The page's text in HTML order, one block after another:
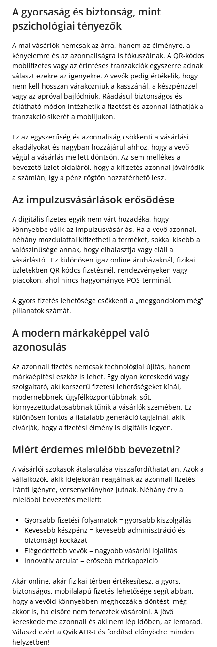
A gyorsaság és biztonság, mint
pszichológiai tényezők
A mai vásárlók nemcsak az árra, hanem az élményre, a
kényelemre és az azonnaliságra is fókuszálnak. A QR-kódos
mobilfizetés vagy az érintéses tranzakciók egyszerre adnak
választ ezekre az igényekre. A vevők pedig értékelik, hogy
nem kell hosszan várakozniuk a kasszánál, a készpénzzel
vagy az apróval bajlódniuk. Ráadásul biztonságos és
átlátható módon intézhetik a fizetést és azonnal láthatják a
tranzakció sikerét a mobiljukon.
Ez az egyszerűség és azonnaliság csökkenti a vásárlási
akadályokat és nagyban hozzájárul ahhoz, hogy a vevő
végül a vásárlás mellett döntsön. Az sem mellékes a
bevezető üzlet oldaláról, hogy a kifizetés azonnal jóváíródik
a számlán, így a pénz rögtön hozzáférhető lesz.
Az impulzusvásárlások erősödése
A digitális fizetés egyik nem várt hozadéka, hogy
könnyebbé válik az impulzusvásárlás. Ha a vevő azonnal,
néhány mozdulattal kifizetheti a terméket, sokkal kisebb a
valószínűsége annak, hogy elhalasztja vagy eláll a
vásárlástól. Ez különösen igaz online áruházaknál, fizikai
üzletekben QR-kódos fizetésnél, rendezvényeken vagy
piacokon, ahol nincs hagyományos POS-terminál.
A gyors fizetés lehetősége csökkenti a „meggondolom még”
pillanatok számát.
A modern márkaképpel való
azonosulás
Az azonnali fizetés nemcsak technológiai újítás, hanem
márkaépítési eszköz is lehet. Egy olyan kereskedő vagy
szolgáltató, aki korszerű fizetési lehetőségeket kínál,
modernebbnek, ügyfélközpontúbbnak, sőt,
környezettudatosabbnak tűnik a vásárlók szemében. Ez
különösen fontos a fiatalabb generáció tagjainál, akik
elvárják, hogy a fizetési élmény is digitális legyen.
Miért érdemes mielőbb bevezetni?
A vásárlói szokások átalakulása visszafordíthatatlan. Azok a
vállalkozók, akik idejekorán reagálnak az azonnali fizetés
iránti igényre, versenyelőnyhöz jutnak. Néhány érv a
mielőbbi bevezetés mellett:
Gyorsabb fizetési folyamatok = gyorsabb kiszolgálás
Kevesebb készpénz = kevesebb adminisztráció és
biztonsági kockázat
Elégedettebb vevők = nagyobb vásárlói lojalitás
Innovatív arculat = erősebb márkapozíció
Akár online, akár fizikai térben értékesítesz, a gyors,
biztonságos, mobilalapú fizetés lehetősége segít abban,
hogy a vevőid könnyebben meghozzák a döntést, még
akkor is, ha elsőre nem terveztek vásárolni. A jövő
kereskedelme azonnali és aki nem lép időben, az lemarad.
Válaszd ezért a Qvik AFR-t és fordítsd előnyödre minden
helyzetben!